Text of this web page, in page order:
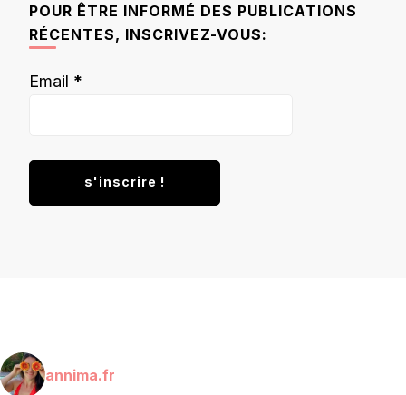
POUR ÊTRE INFORMÉ DES PUBLICATIONS
RÉCENTES, INSCRIVEZ-VOUS:
Email *
annima.fr